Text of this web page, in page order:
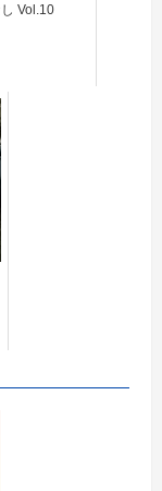
Vol.10